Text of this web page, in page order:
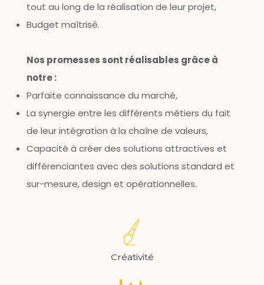
tout au long de la réalisation de leur projet,
Budget maîtrisé.
Nos promesses sont réalisables grâce à
notre :
Parfaite connaissance du marché,
La synergie entre les différents métiers du fait
de leur intégration à la chaîne de valeurs,
Capacité à créer des solutions attractives et
différenciantes avec des solutions standard et
sur-mesure, design et opérationnelles.
Créativité